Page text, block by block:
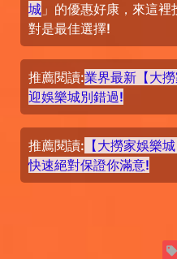
城 」的優惠好康，來這
對是最佳選擇!
推薦閱讀:業界最新【大
迎娛樂城別錯過!
推薦閱讀: 【大撈家娛樂
快速絕對保證你滿意!